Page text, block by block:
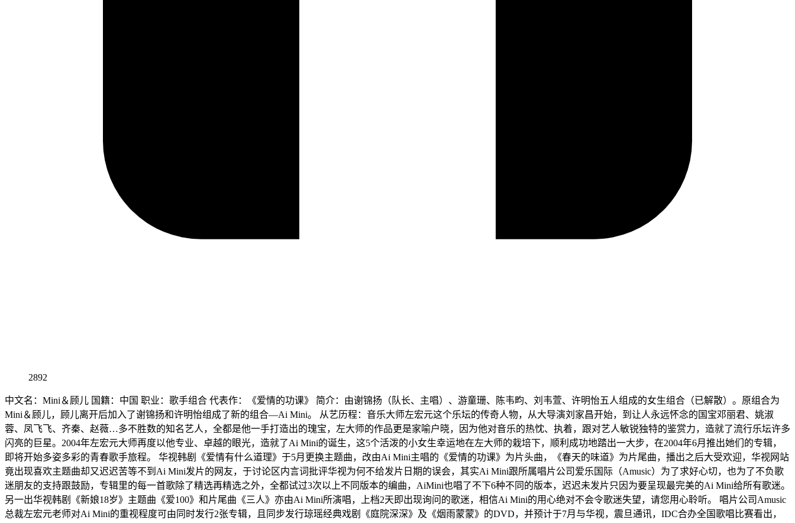
2892
中文名：Mini＆顾儿 国籍：中国 职业：歌手组合 代表作：《爱情的功课》 简介：由谢锦扬（队长、主唱）、游童珊、陈韦畇、刘韦萱、许明怡五人组成的女生组合（已解散）。原组合为
Mini＆顾儿，顾儿离开后加入了谢锦扬和许明怡组成了新的组合—Ai Mini。 从艺历程：音乐大师左宏元这个乐坛的传奇人物，从大导演刘家昌开始，到让人永远怀念的国宝邓丽君、姚淑
蓉、凤飞飞、齐秦、赵薇…多不胜数的知名艺人，全都是他一手打造出的瑰宝，左大师的作品更是家喻户晓，因为他对音乐的热忱、执着，跟对艺人敏锐独特的鉴赏力，造就了流行乐坛许多
闪亮的巨星。2004年左宏元大师再度以他专业、卓越的眼光，造就了Ai Mini的诞生，这5个活泼的小女生幸运地在左大师的栽培下，顺利成功地踏出一大步，在2004年6月推出她们的专辑，
即将开始多姿多彩的青春歌手旅程。 华视韩剧《爱情有什么道理》于5月更换主题曲，改由Ai Mini主唱的《爱情的功课》为片头曲，《春天的味道》为片尾曲，播出之后大受欢迎，华视网站
竟出现喜欢主题曲却又迟迟苦等不到Ai Mini发片的网友，于讨论区内言词批评华视为何不给发片日期的误会，其实Ai Mini跟所属唱片公司爱乐国际（Amusic）为了求好心切，也为了不负歌
迷朋友的支持跟鼓励，专辑里的每一首歌除了精选再精选之外，全都试过3次以上不同版本的编曲，AiMini也唱了不下6种不同的版本，迟迟未发片只因为要呈现最完美的Ai Mini给所有歌迷。
另一出华视韩剧《新娘18岁》主题曲《爱100》和片尾曲《三人》亦由Ai Mini所演唱，上档2天即出现询问的歌迷，相信Ai Mini的用心绝对不会令歌迷失望，请您用心聆听。 唱片公司Amusic
总裁左宏元老师对Ai Mini的重视程度可由同时发行2张专辑，且同步发行琼瑶经典戏剧《庭院深深》及《烟雨蒙蒙》的DVD，并预计于7月与华视，震旦通讯，IDC合办全国歌唱比赛看出，